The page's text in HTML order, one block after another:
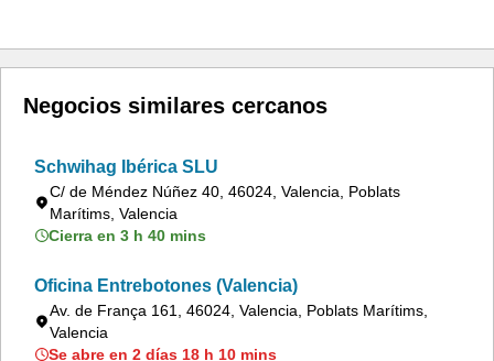
Negocios similares cercanos
Schwihag Ibérica SLU
C/ de Méndez Núñez 40, 46024, Valencia, Poblats
Marítims, Valencia
Cierra en 3 h 40 mins
Oficina Entrebotones (Valencia)
Av. de França 161, 46024, Valencia, Poblats Marítims,
Valencia
Se abre en 2 días 18 h 10 mins